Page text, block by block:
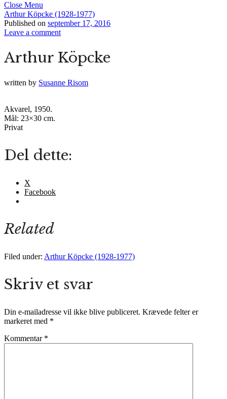
Close Menu
Arthur Köpcke (1928-1977)
Published on september 17, 2016
Leave a comment
Arthur Köpcke
written by Susanne Risom
Akvarel, 1950.
Mål: 23×30 cm.
Privat
Del dette:
X
Facebook
Related
Filed under: Arthur Köpcke (1928-1977)
Skriv et svar
Din e-mailadresse vil ikke blive publiceret. Krævede felter er
markeret med *
Kommentar *